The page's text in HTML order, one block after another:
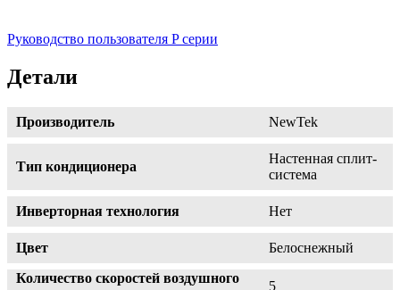
Руководство пользователя P серии
Детали
Производитель NewTek
Тип кондиционера
Настенная сплит-
система
Инверторная технология Нет
Цвет
Белоснежный
Количество скоростей воздушного
5